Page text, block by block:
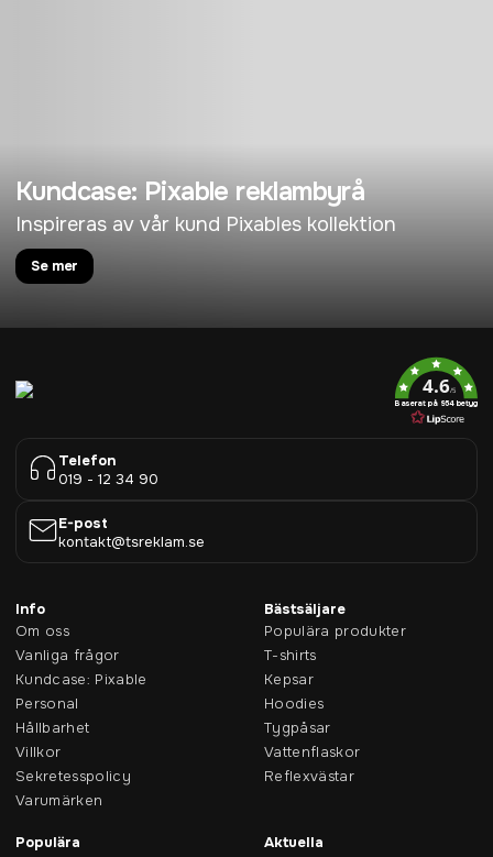
Kundcase: Pixable reklambyrå
Inspireras av vår kund Pixables kollektion
Se mer
4.6/5
Baserat på 954 betyg
Telefon
019 - 12 34 90
E-post
kontakt@tsreklam.se
Info
Om oss
Vanliga frågor
Kundcase: Pixable
Personal
Hållbarhet
Villkor
Sekretesspolicy
Varumärken
Bästsäljare
Populära produkter
T-shirts
Kepsar
Hoodies
Tygpåsar
Vattenflaskor
Reflexvästar
Populära
Aktuella